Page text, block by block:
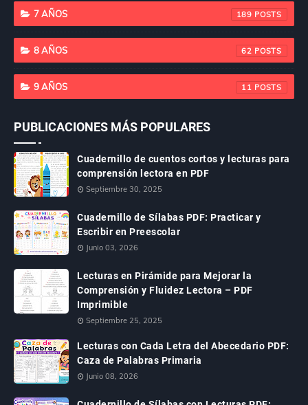
7 AÑOS 189
8 AÑOS 62
9 AÑOS 11
PUBLICACIONES MÁS POPULARES
Cuadernillo de cuentos cortos y lecturas para
comprensión lectora en PDF
Septiembre 30, 2025
Cuadernillo de Sílabas PDF: Practicar y
Escribir en Preescolar
Junio 03, 2026
Lecturas en Pirámide para Mejorar la
Comprensión y Fluidez Lectora – PDF
Imprimible
Septiembre 25, 2025
Lecturas con Cada Letra del Abecedario PDF:
Caza de Palabras Primaria
Junio 08, 2026